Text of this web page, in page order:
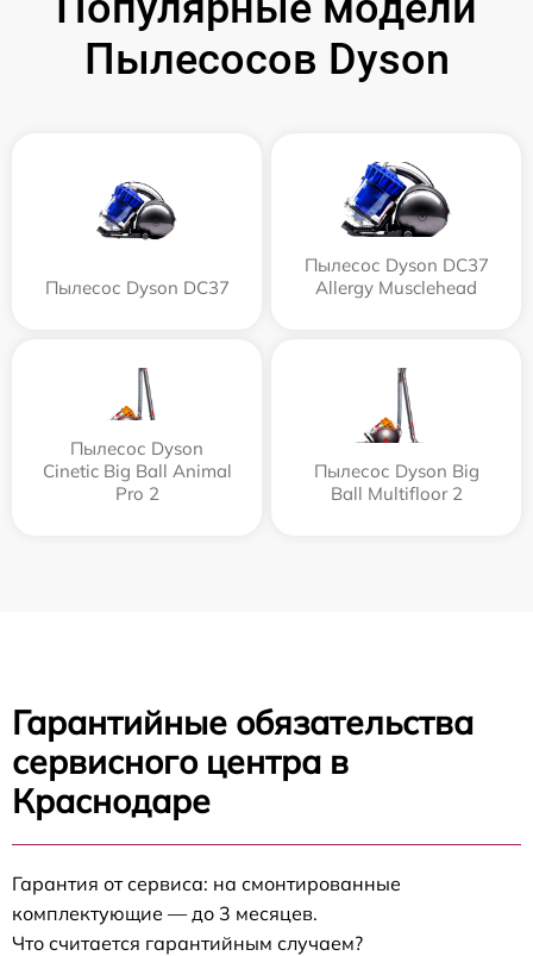
Пылесосов Dyson
Пылесос Dyson DC37
Пылесос Dyson DC37
Allergy Musclehead
Пылесос Dyson
Cinetic Big Ball Animal
Pro 2
Пылесос Dyson Big
Ball Multifloor 2
Гарантийные обязательства
сервисного центра в
Краснодаре
Гарантия от сервиса: на смонтированные
комплектующие — до 3 месяцев.
Что считается гарантийным случаем?